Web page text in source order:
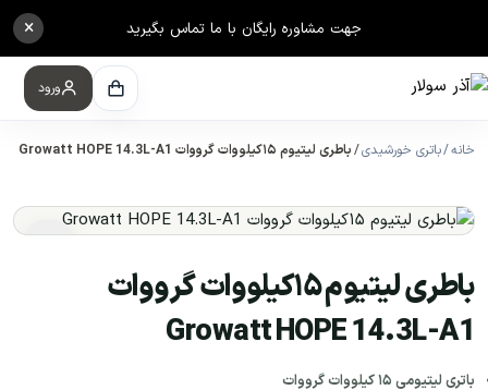
جهت مشاوره رایگان با ما تماس بگیرید ×
ورود
خانه باتری خورشیدی باطری لیتیوم ۱۵کیلووات گرووات Growatt HOPE 14.3L-A1
باطری لیتیوم ۱۵کیلووات گرووات
Growatt HOPE 14.3L-A1
باتری لیتیومی ۱۵ کیلووات گرووات